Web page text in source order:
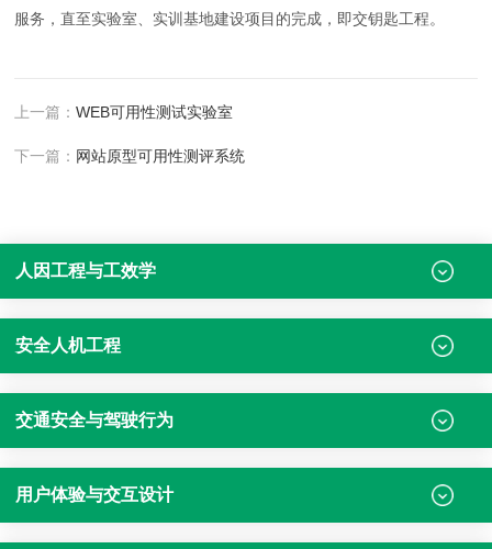
服务，直至实验室、实训基地建设项目的完成，即交钥匙工程。
上一篇：WEB可用性测试实验室
下一篇： 网站原型可用性测评系统
人因工程与工效学
安全人机工程
交通安全与驾驶行为
用户体验与交互设计